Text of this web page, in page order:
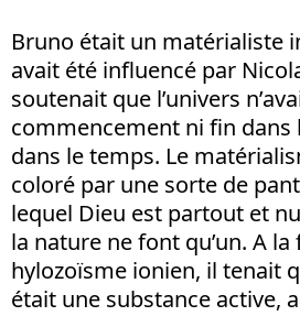
Bruno était un matérialiste
avait été influencé par
soutenait que l’univers
commencement ni fin dans
dans le temps. Le
coloré par une sorte de
lequel Dieu est partout et
la nature ne font qu’un. A
hylozoïsme ionien, il tenait
était une substance active,